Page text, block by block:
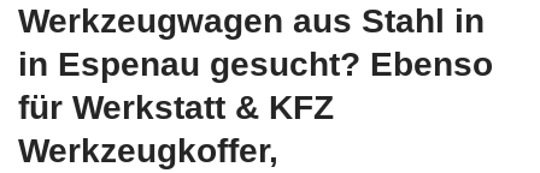
Werkzeugwagen aus Stahl in
in Espenau gesucht? Ebenso
für Werkstatt & KFZ
Werkzeugkoffer,